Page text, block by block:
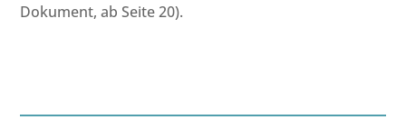
Dokument, ab Seite 20).